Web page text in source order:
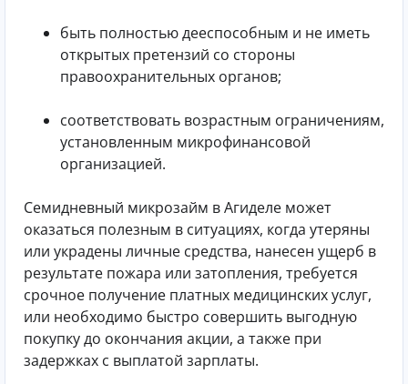
быть полностью дееспособным и не иметь
открытых претензий со стороны
правоохранительных органов;
соответствовать возрастным ограничениям,
установленным микрофинансовой
организацией.
Семидневный микрозайм в Агиделе может
оказаться полезным в ситуациях, когда утеряны
или украдены личные средства, нанесен ущерб в
результате пожара или затопления, требуется
срочное получение платных медицинских услуг,
или необходимо быстро совершить выгодную
покупку до окончания акции, а также при
задержках с выплатой зарплаты.